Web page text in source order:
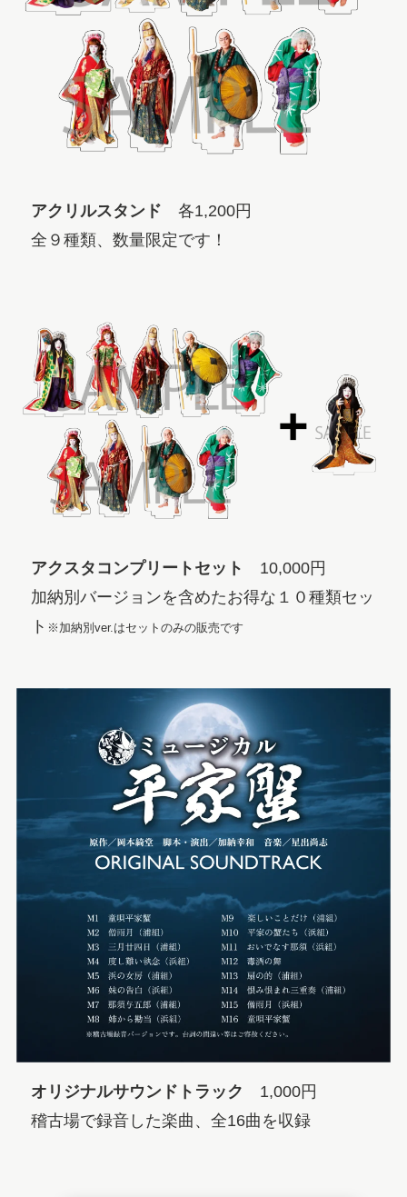
アクリルスタンド 各1,200円
全９種類、数量限定です！
アクスタコンプリートセット
10,000円
加納別バージョンを含めたお得な１０種類セッ
ト ※加納別ver.はセットのみの販売です
オリジナルサウンドトラック
1,000円
稽古場で録音した楽曲、全16曲を収録